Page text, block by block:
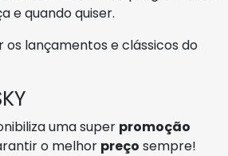
e quando quiser.
os lançamentos e clássicos do
uma super promoção
o melhor preço sempre!